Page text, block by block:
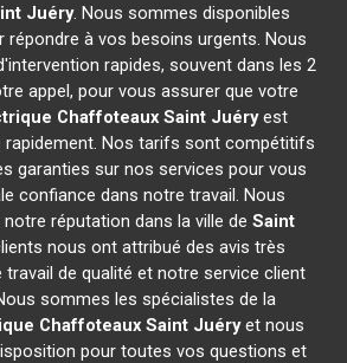
Juéry. Nous sommes disponibles
répondre à vos besoins urgents. Nous
rapides, souvent dans les 2
appel, pour vous assurer que votre
Chaffoteaux Saint Juéryest
rapidement. Nos tarifs sont compétitifs
garanties sur nos services pour vous
confiance dans notre travail. Nous
réputation dans la ville deSaint
nous ont attribué des avis très
de qualité et notre service client
sommes les spécialistes de la
Chaffoteaux Saint Juéryet nous
pour toutes vos questions et